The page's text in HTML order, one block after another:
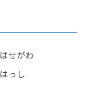
はせがわ
はっし